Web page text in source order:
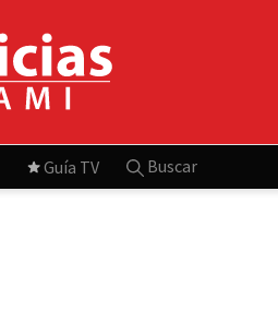
Guía TV Buscar